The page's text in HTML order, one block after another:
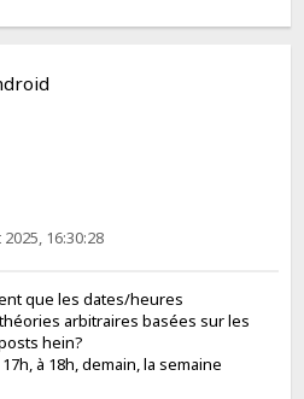
16:30:28
que les dates/heures
arbitraires basées sur les
hein?
à 18h, demain, la semaine